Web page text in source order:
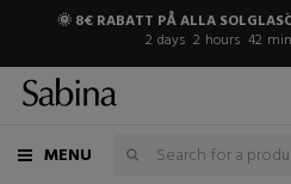
🌞 8€ RABATT PÅ ALLA
2 days 2 hours 42
MENU